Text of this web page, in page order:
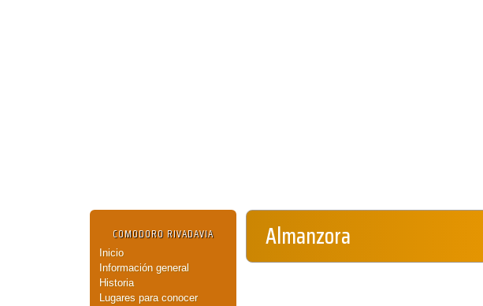
COMODORO RIVADAVIA
Inicio
Información general
Historia
Lugares para conocer
Almanzora